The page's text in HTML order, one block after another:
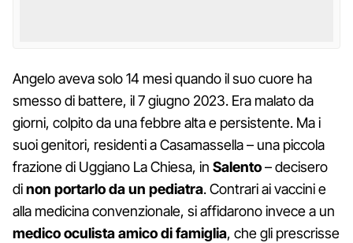
Angelo aveva solo 14 mesi quando il suo cuore ha
smesso di battere, il 7 giugno 2023. Era malato da
giorni, colpito da una febbre alta e persistente. Ma i
suoi genitori, residenti a Casamassella – una piccola
frazione di Uggiano La Chiesa, in Salento– decisero
dinon portarlo da un pediatra. Contrari ai vaccini e
alla medicina convenzionale, si affidarono invece a un
medico oculista amico di famiglia, che gli prescrisse